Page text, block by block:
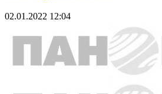
02.01.2022 12:04